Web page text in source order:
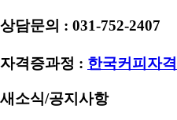
상담문의 : 031-752-2407
자격증과정 : 한국커피자
새소식/공지사항